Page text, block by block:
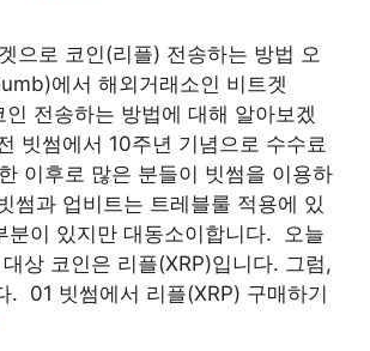
으로 코인(리플) 전송하는 방법 오
에서 해외거래소인 비트겟
전송하는 방법에 대해 알아보겠
빗썸에서 10주년 기념으로 수수료
이후로 많은 분들이 빗썸을 이용하
썸과 업비트는 트레블룰 적용에 있
분이 있지만 대동소이합니다. ​ 오늘
상 코인은 리플(XRP)입니다. 그럼,
. ​ 01 빗썸에서 리플(XRP) 구매하기